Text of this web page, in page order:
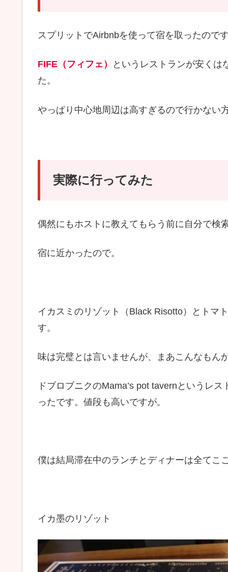
スプリットでAirbnbを使って宿を取ったので
FIFE（フィフェ）
というレストランが安くは
た。
やっぱり中心地周辺は高すぎるので行かない
実際に行ってみた
偶然にもホストに教えてもらう前に自分で検
宿に近かったので。
イカスミのリゾット（Black Risotto）とトマ
す。
味は完璧とは言いませんが、まあこんなもん
ドブロブニクのMama’s pot tavernというレ
ったです。値段も高いですが。
僕は結局滞在中のランチとディナーは全て
イカ墨のリゾット